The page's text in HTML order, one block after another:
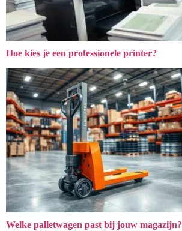
Hoe kies je een professionele printer?
Welke palletwagen past bij jouw magazijn?